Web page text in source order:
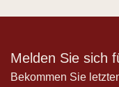
Melden Sie sich
Bekommen Sie